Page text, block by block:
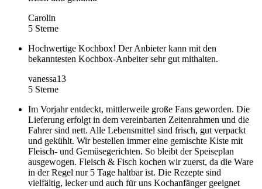
Carolin
5 Sterne
Hochwertige Kochbox! Der Anbieter kann mit den
bekanntesten Kochbox-Anbeiter sehr gut mithalten.
vanessa13
5 Sterne
Im Vorjahr entdeckt, mittlerweile große Fans geworden. Die
Lieferung erfolgt in dem vereinbarten Zeitenrahmen und die
Fahrer sind nett. Alle Lebensmittel sind frisch, gut verpackt
und gekühlt. Wir bestellen immer eine gemischte Kiste mit
Fleisch- und Gemüsegerichten. So bleibt der Speiseplan
ausgewogen. Fleisch & Fisch kochen wir zuerst, da die Ware
in der Regel nur 5 Tage haltbar ist. Die Rezepte sind
vielfältig, lecker und auch für uns Kochanfänger geeignet